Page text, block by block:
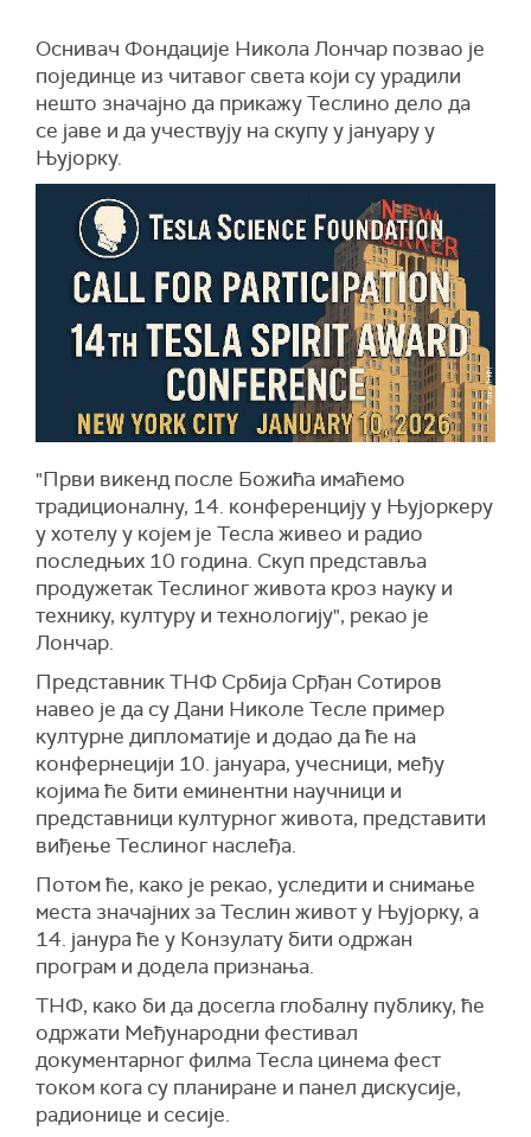
Оснивач Фондације Никола Лончар позвао је
појединце из читавог света који су урадили
нешто значајно да прикажу Теслино дело да
се јаве и да учествују на скупу у јануару у
Њујорку.
"Први викенд после Божића имаћемо
традиционалну, 14. конференцију у Њујоркеру
у хотелу у којем је Тесла живео и радио
последњих 10 година. Скуп представља
продужетак Теслиног живота кроз науку и
технику, културу и технологију", рекао је
Лончар.
Представник ТНФ Србија Срђан Сотиров
навео је да су Дани Николе Тесле пример
културне дипломатије и додао да ће на
конфернецији 10. јануара, учесници, међу
којима ће бити еминентни научници и
представници културног живота, представити
виђење Теслиног наслеђа.
Потом ће, како је рекао, уследити и снимање
места значајних за Теслин живот у Њујорку, а
14. јанура ће у Конзулату бити одржан
програм и додела признања.
ТНФ, како би да досегла глобалну публику, ће
одржати Међународни фестивал
документарног филма Тесла цинема фест
током кога су планиране и панел дискусије,
радионице и сесије.